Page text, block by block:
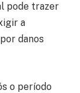
pode trazer
a
danos
o período